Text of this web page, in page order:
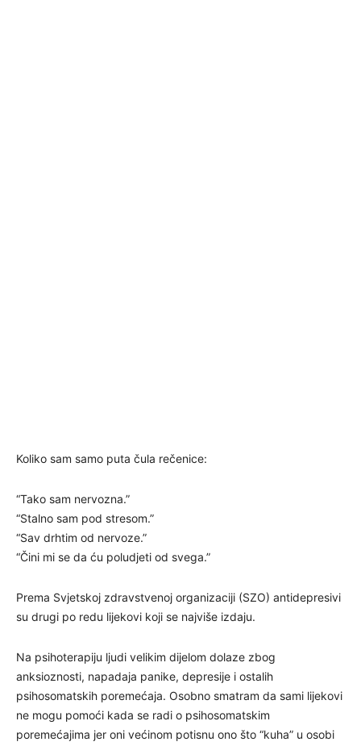
Koliko sam samo puta čula rečenice:
“Tako sam nervozna.”
“Stalno sam pod stresom.”
“Sav drhtim od nervoze.”
“Čini mi se da ću poludjeti od svega.”
Prema Svjetskoj zdravstvenoj organizaciji (SZO) antidepresivi
su drugi po redu lijekovi koji se najviše izdaju.
Na psihoterapiju ljudi velikim dijelom dolaze zbog
anksioznosti, napadaja panike, depresije i ostalih
psihosomatskih poremećaja. Osobno smatram da sami lijekovi
ne mogu pomoći kada se radi o psihosomatskim
poremećajima jer oni većinom potisnu ono što “kuha” u osobi